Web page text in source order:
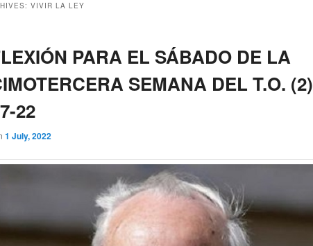
VIVIR LA LEY
PARA EL SÁBADO DE LA
SEMANA DEL T.O. (2)
22
1 July, 2022